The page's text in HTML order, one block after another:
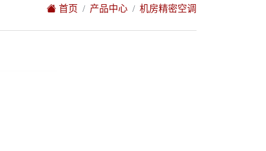
首页 产品中心 机房精密空调